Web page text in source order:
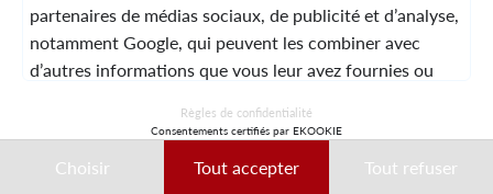
© 2026 Laura Vita
DESIGNED BY LOBSTTER
partenaires de médias sociaux, de publicité et d’analyse,
notamment Google, qui peuvent les combiner avec
d’autres informations que vous leur avez fournies ou
Ces données peuvent notamment être utilisées à des
Règles de confidentialité
Consentements certifiés par EKOOKIE
Choisir Tout accepter Tout refuser